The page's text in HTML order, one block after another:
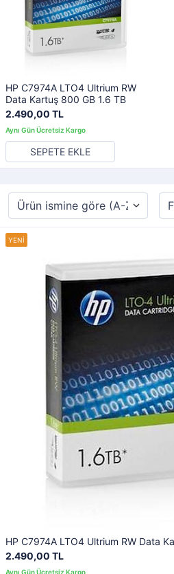
HP C7974A LTO4 Ultrium RW
Data Kartuş 800 GB 1.6 TB
2.490,00 TL
SEPETE EKLE
HP C7974A LTO4 Ultrium RW Data
2.490,00 TL